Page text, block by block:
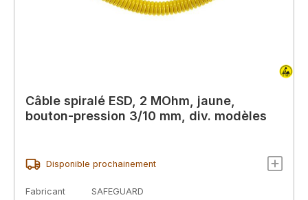
Câble spiralé ESD, 2 MOhm, jaune,
bouton-pression 3/10 mm, div. modèles
Disponible prochainement
Fabricant SAFEGUARD